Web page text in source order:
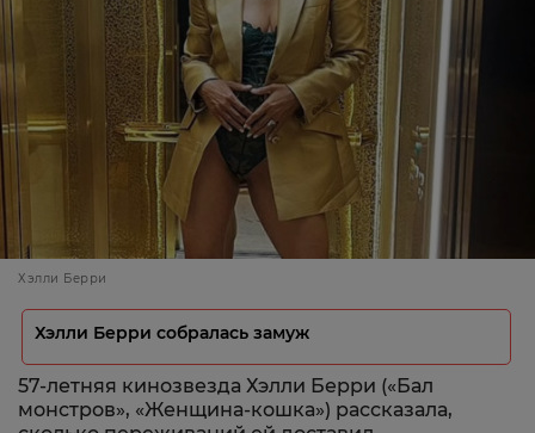
Хэлли Берри
Хэлли Берри собралась замуж
57-летняя кинозвезда Хэлли Берри («Бал
монстров», «Женщина-кошка») рассказала,